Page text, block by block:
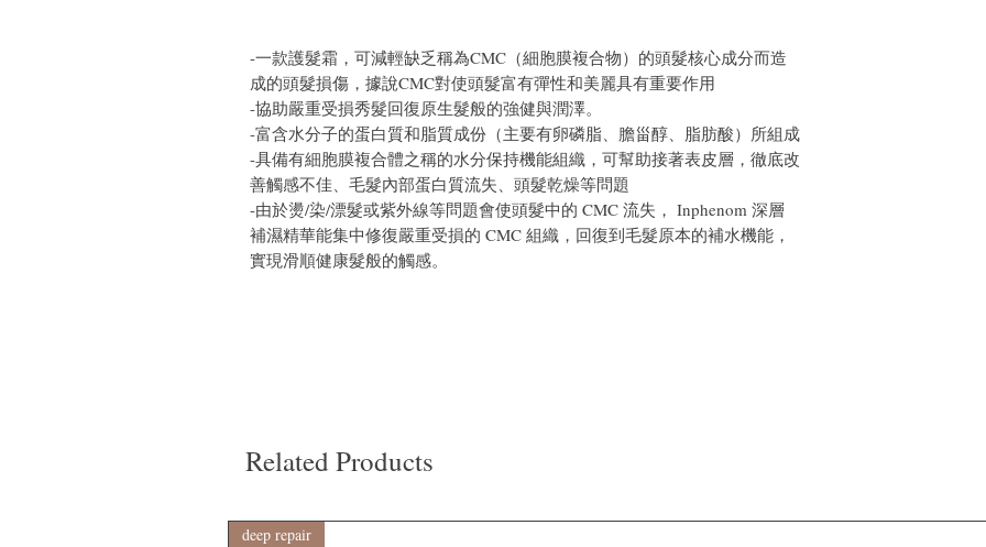
-一款護髮霜，可減輕缺乏稱為CMC（細胞膜複合物）的頭髮核心成分而造
成的頭髮損傷，據說CMC對使頭髮富有彈性和美麗具有重要作用
-協助嚴重受損秀髮回復原生髮般的強健與潤澤。
-富含水分子的蛋白質和脂質成份（主要有卵磷脂、膽甾醇、脂肪酸）所組成
-具備有細胞膜複合體之稱的水分保持機能組織，可幫助接著表皮層，徹底改
善觸感不佳、毛髮內部蛋白質流失、頭髮乾燥等問題
-由於燙/染/漂髮或紫外線等問題會使頭髮中的 CMC 流失， Inphenom 深層
補濕精華能集中修復嚴重受損的 CMC 組織，回復到毛髮原本的補水機能，
實現滑順健康髮般的觸感。
Related Products
deep repair